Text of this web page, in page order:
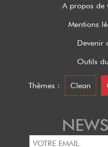
A propos de
Mentions
Devenir
Outils
Thèmes :
Clean
NEWS